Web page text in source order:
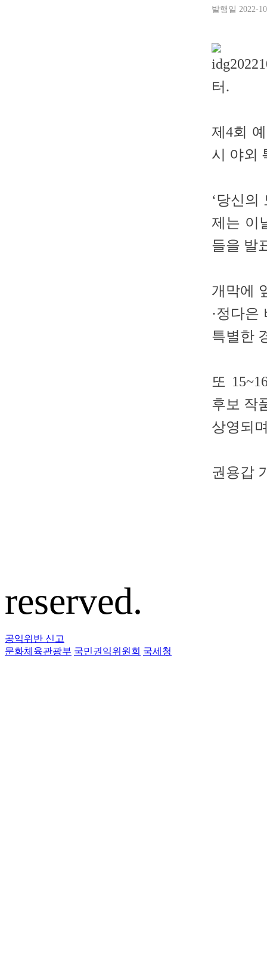
발행일 2022-
터.
제4회
시 야외
‘당신의
제는 이
들을 발
개막에
·정다
특별한
또
후보 작
상영되
권용갑
reserved.
공익위반 신고
문화체육관광부 국민권익위원회 국세청